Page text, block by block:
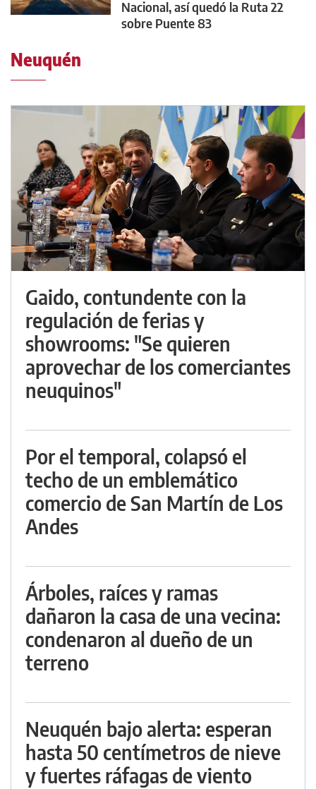
Nacional, así quedó la Ruta 22
sobre Puente 83
Neuquén
Gaido, contundente con la
regulación de ferias y
showrooms: "Se quieren
aprovechar de los comerciantes
neuquinos"
Por el temporal, colapsó el
techo de un emblemático
comercio de San Martín de Los
Andes
Árboles, raíces y ramas
dañaron la casa de una vecina:
condenaron al dueño de un
terreno
Neuquén bajo alerta: esperan
hasta 50 centímetros de nieve
y fuertes ráfagas de viento